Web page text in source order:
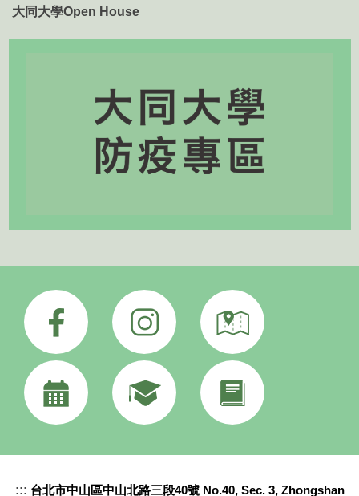
大同大學Open House
::: 台北市中山區中山北路三段40號 No.40, Sec. 3, Zhongshan